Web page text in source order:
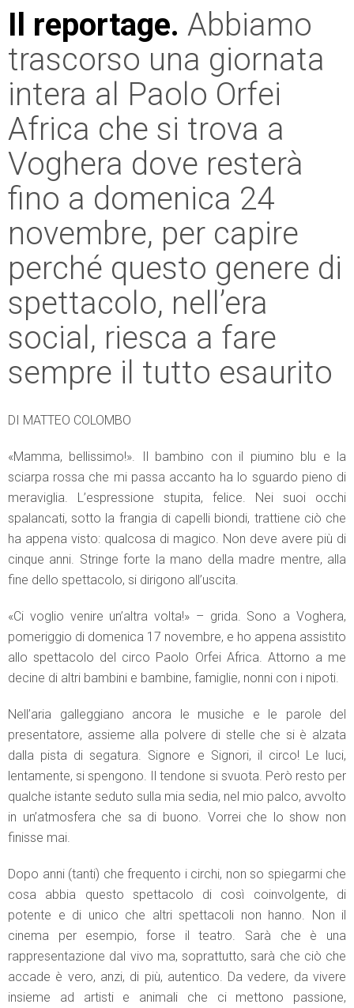
Il reportage. Abbiamo
trascorso una giornata
intera al Paolo Orfei
Africa che si trova a
Voghera dove resterà
fino a domenica 24
novembre, per capire
perché questo genere di
spettacolo, nell’era
social, riesca a fare
sempre il tutto esaurito
DI MATTEO COLOMBO
«Mamma, bellissimo!». Il bambino con il piumino blu e la
sciarpa rossa che mi passa accanto ha lo sguardo pieno di
meraviglia. L’espressione stupita, felice. Nei suoi occhi
spalancati, sotto la frangia di capelli biondi, trattiene ciò che
ha appena visto: qualcosa di magico. Non deve avere più di
cinque anni. Stringe forte la mano della madre mentre, alla
fine dello spettacolo, si dirigono all’uscita.
«Ci voglio venire un’altra volta!» – grida. Sono a Voghera,
pomeriggio di domenica 17 novembre, e ho appena assistito
allo spettacolo del circo Paolo Orfei Africa. Attorno a me
decine di altri bambini e bambine, famiglie, nonni con i nipoti.
Nell’aria galleggiano ancora le musiche e le parole del
presentatore, assieme alla polvere di stelle che si è alzata
dalla pista di segatura. Signore e Signori, il circo! Le luci,
lentamente, si spengono. Il tendone si svuota. Però resto per
qualche istante seduto sulla mia sedia, nel mio palco, avvolto
in un’atmosfera che sa di buono. Vorrei che lo show non
finisse mai.
Dopo anni (tanti) che frequento i circhi, non so spiegarmi che
cosa abbia questo spettacolo di così coinvolgente, di
potente e di unico che altri spettacoli non hanno. Non il
cinema per esempio, forse il teatro. Sarà che è una
rappresentazione dal vivo ma, soprattutto, sarà che ciò che
accade è vero, anzi, di più, autentico. Da vedere, da vivere
insieme ad artisti e animali che ci mettono passione,